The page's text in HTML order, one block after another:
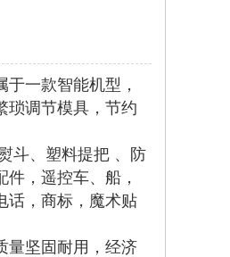
一款智能机型，
琐调节模具，节约
斗、塑料提把 、防
，遥控车、船，
话，商标，魔术贴
量坚固耐用，经济